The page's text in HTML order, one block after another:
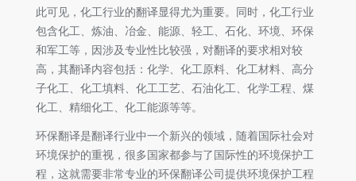
此可见，化工行业的翻译显得尤为重要。同时，化工行业
包含化工、炼油、冶金、能源、轻工、石化、环境、环保
和军工等，因涉及专业性比较强，对翻译的要求相对较
高，其翻译内容包括：化学、化工原料、化工材料、高分
子化工、化工填料、化工工艺、石油化工、化学工程、煤
化工、精细化工、化工能源等等。
环保翻译是翻译行业中一个新兴的领域，随着国际社会对
环境保护的重视，很多国家都参与了国际性的环境保护工
程，这就需要非常专业的环保翻译公司提供环境保护工程